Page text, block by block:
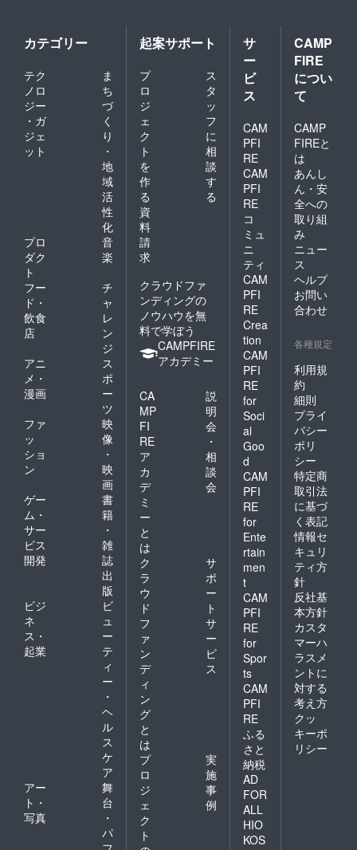
カテゴリー
テク
ノロ
ジー
・ガ
ジェ
ット
ま
ち
づ
く
り
・
地
域
活
性
化
プロ
ダク
ト
音
楽
フー
ド・
飲食
店
チ
ャ
レ
ン
ジ
アニ
メ・
漫画
ス
ポ
ー
ツ
ファ
ッ
ショ
ン
映
像
・
映
画
ゲー
ム・
サー
ビス
開発
書
籍
・
雑
誌
出
版
ビジ
ネ
ス・
起業
ビ
ュ
ー
テ
ィ
ー
・
ヘ
ル
ス
ケ
ア
アー
ト・
写真
舞
台
・
パ
起案サポート
プ
ロ
ジ
ェ
ク
ト
を
作
る
ス
タ
ッ
フ
に
相
談
す
る
資
料
請
求
クラウドファ
ンディングの
ノウハウを無
料で学ぼう
CAMPFIRE
アカデミー
CA
MP
FI
RE
ア
カ
デ
ミ
ー
と
は
説
明
会
・
相
談
会
ク
ラ
ウ
ド
フ
ァ
ン
デ
ィ
ン
グ
と
は
サ
ポ
ー
ト
サ
ー
ビ
ス
プ
ロ
ジ
ェ
ク
ト
実
施
事
例
サ
ー
ビ
ス
CAM
PFI
RE
CAM
PFI
RE
コ
ミュ
ニ
ティ
CAM
PFI
RE
Crea
tion
CAM
PFI
RE
for
Soci
al
Goo
d
CAM
PFI
RE
for
Ente
rtain
men
t
CAM
PFI
RE
for
Spor
ts
CAM
PFI
RE
ふる
さと
納税
AD
FOR
ALL
HIO
KOS
CAMP
FIRE
につい
て
CAMP
FIREと
は
あんし
ん・安
全への
取り組
み
ニュー
ス
ヘルプ
お問い
合わせ
各種規定
利用規
約
細則
プライ
バシー
ポリ
シー
特定商
取引法
に基づ
く表記
情報セ
キュリ
ティ方
針
反社基
本方針
カスタ
マーハ
ラスメ
ントに
対する
考え方
クッ
キーポ
リシー